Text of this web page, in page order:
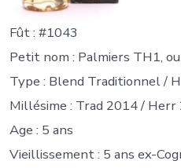
Fût : #1043
Petit nom : Palmiers TH1,
Type : Blend Traditionnel /
Millésime : Trad 2014 / Herr
Age : 5 ans
Vieillissement : 5 ans ex-